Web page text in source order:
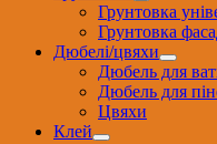
Грунтовка
Грунтовка
Дюбелі/цвяхи
Дюбель для
Дюбель для
Цвяхи
Клей